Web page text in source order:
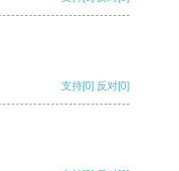
支持[0] 反对[0]